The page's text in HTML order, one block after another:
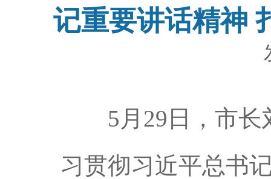
记重要讲话精神
5月29日，市长
习贯彻习近平总书